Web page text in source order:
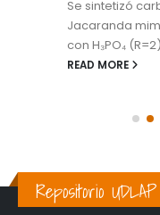
Se sintetizó
Jacaranda
con H₃PO₄
READ MORE
Repositorio UDLAP